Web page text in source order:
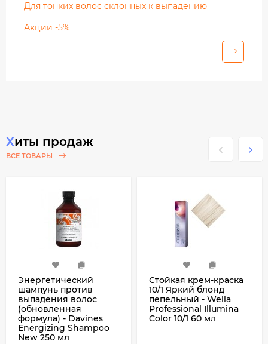
Для тонких волос склонных к выпадению
Акции -5%
Хиты продаж
ВСЕ ТОВАРЫ
Энергетический
шампунь против
выпадения волос
(обновленная
формула) - Davines
Еnergizing Shampoo
New 250 мл
Стойкая крем-краска
10/1 Яркий блонд
пепельный - Wella
Professional Illumina
Color 10/1 60 мл